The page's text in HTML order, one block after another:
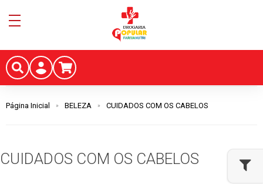
Página Inicial BELEZA CUIDADOS COM OS CABELOS
CUIDADOS COM OS CABELOS